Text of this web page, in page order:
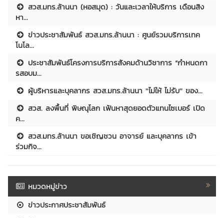
สวส.มทร.ล้านนา (หอสมุด) : วันและเวลาให้บริการ เดือนสิง
หา...
ข่าวประชาสัมพันธ์ สวส.มทร.ล้านนา : ศูนย์รวมบริการเทค
โนโล...
ประชาสัมพันธ์โครงการบริการสังคมด้านวิชาการ “กำหนดกา
รสอบม...
ผู้บริหารและบุคลากร สวส.มทร.ล้านนา ''ไม่ให้ ไม่รับ'' ของ...
สวส. ลงพื้นที่ พิษณุโลก เฟ้นหาสุดยอดตัวแทนไซเบอร์ เปิด
ค...
สวส.มทร.ล้านนา ขอเชิญชวน อาจารย์ และบุคลากร เข้า
ร่วมกิจ...
หมวดหมู่ข่าว
ข่าวประกาศประชาสัมพันธ์